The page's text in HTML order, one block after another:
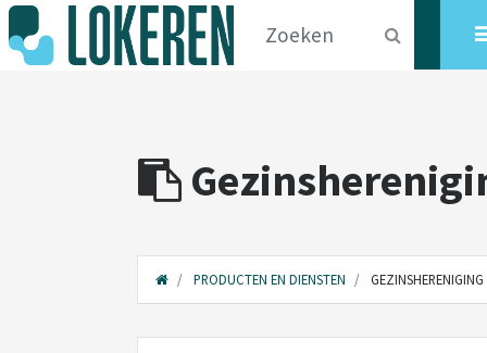
PRODUCTEN EN DIENSTEN